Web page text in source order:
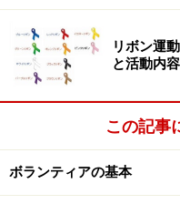
でその話を伝え、ひと
さな鳥。
ガイドが春先に取材し
マータイさんからひと
リボン運
と活動内
この記事
ボランティアの基本